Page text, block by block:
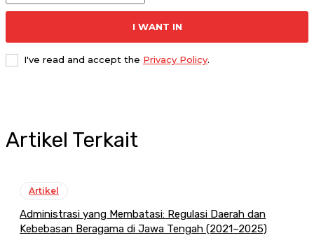
I WANT IN
I've read and accept the Privacy Policy.
Artikel Terkait
Artikel
Administrasi yang Membatasi: Regulasi Daerah dan
Kebebasan Beragama di Jawa Tengah (2021–2025)